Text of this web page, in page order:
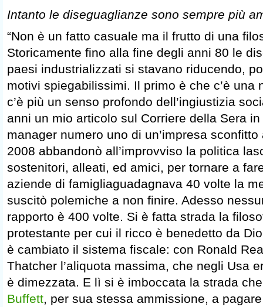
Intanto le diseguaglianze sono sempre più
“Non è un fatto casuale ma il frutto di una
Storicamente fino alla fine degli anni 80 le
paesi industrializzati si stavano riducendo,
motivi spiegabilissimi. Il primo è che c’è una
c’è più un senso profondo dell’ingiustizia
anni un mio articolo sul Corriere della Sera
manager numero uno di un’impresa
2008 abbandonò all’improvviso la politica
sostenitori, alleati, ed amici, per tornare a
aziende di famigliaguadagnava 40 volte la
suscitò polemiche a non finire. Adesso
rapporto è 400 volte. Si è fatta strada la
protestante per cui il ricco è benedetto da
è cambiato il sistema fiscale: con Ronald
Thatcher l’aliquota massima, che negli Usa
è dimezzata. E lì si è imboccata la strada
Buffett, per sua stessa ammissione, a